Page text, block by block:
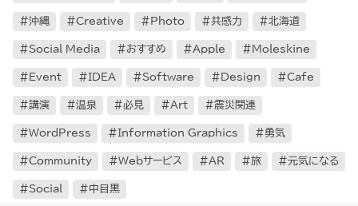
沖縄 Creative Photo 共感力 北海道
Social Media おすすめ Apple Moleskine
Event IDEA Software Design Cafe
講演 温泉 必見 Art 震災関連
WordPress Information Graphics 勇気
Community Webサービス AR 旅 元気になる
Social 中目黒